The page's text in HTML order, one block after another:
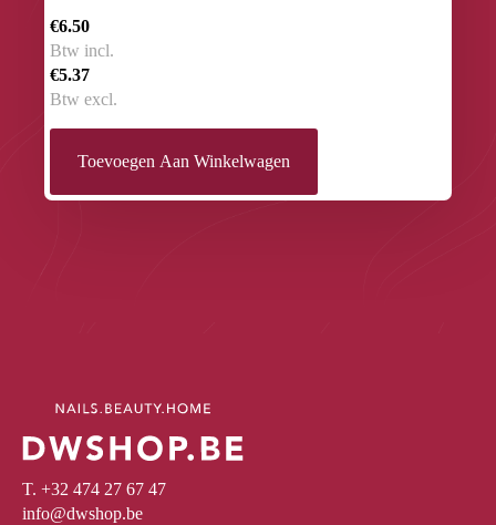
€6.50
Btw incl.
€5.37
Btw excl.
Toevoegen Aan Winkelwagen
T. +32 474 27 67 47
info@dwshop.be